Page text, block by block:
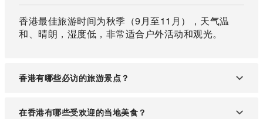
香港最佳旅游时间为秋季（9月至11月），天气温
和、晴朗，湿度低，非常适合户外活动和观光。
香港有哪些必访的旅游景点？
香港有许多热门景点，如太平山、维多利亚港、香港
在香港有哪些受欢迎的当地美食？